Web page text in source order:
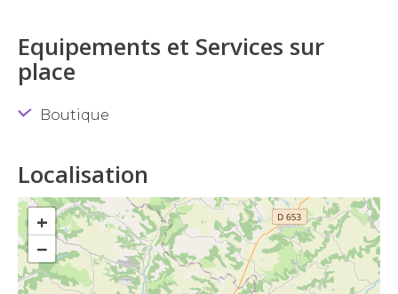
Equipements et Services sur
place
Boutique
Localisation
+
−